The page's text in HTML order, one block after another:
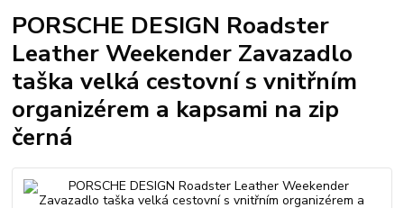
PORSCHE DESIGN Roadster
Leather Weekender Zavazadlo
taška velká cestovní s vnitřním
organizérem a kapsami na zip
černá